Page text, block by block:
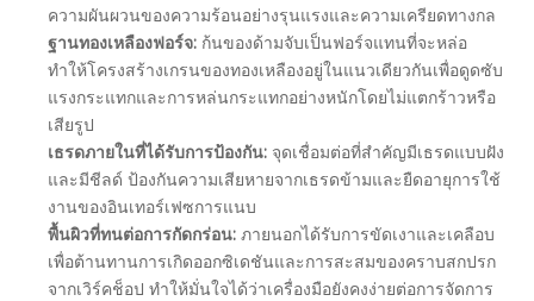
ความผันผวนของความร้อนอย่างรุนแรงและความเครียดทางกล
ฐานทองเหลืองฟอร์จ: ก้นของด้ามจับเป็นฟอร์จแทนที่จะหล่อ
ทำให้โครงสร้างเกรนของทองเหลืองอยู่ในแนวเดียวกันเพื่อดูดซับ
แรงกระแทกและการหล่นกระแทกอย่างหนักโดยไม่แตกร้าวหรือ
เสียรูป
เธรดภายในที่ได้รับการป้องกัน: จุดเชื่อมต่อที่สำคัญมีเธรดแบบฝัง
และมีชีลด์ ป้องกันความเสียหายจากเธรดข้ามและยืดอายุการใช้
งานของอินเทอร์เฟซการแนบ
พื้นผิวที่ทนต่อการกัดกร่อน: ภายนอกได้รับการขัดเงาและเคลือบ
เพื่อต้านทานการเกิดออกซิเดชันและการสะสมของคราบสกปรก
จากเวิร์คช็อป ทำให้มั่นใจได้ว่าเครื่องมือยังคงง่ายต่อการจัดการ